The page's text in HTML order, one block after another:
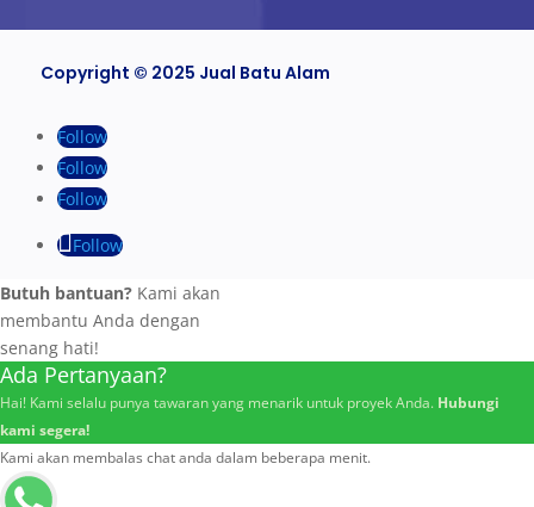
Copyright © 2025 Jual Batu Alam
Follow
Follow
Follow
Follow
Butuh bantuan? Kami akan
membantu Anda dengan
senang hati!
Ada Pertanyaan?
Hai! Kami selalu punya tawaran yang menarik untuk proyek Anda. Hubungi
kami segera!
Kami akan membalas chat anda dalam beberapa menit.